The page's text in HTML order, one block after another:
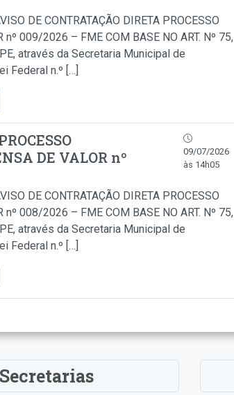
DE CONTRATAÇÃO DIRETA PROCESSO
009/2026 – FME COM BASE NO ART. Nº 75,
através da Secretaria Municipal de
Federal n.º […]
DE VALOR nº
09/07/2026
às 14h05
DE CONTRATAÇÃO DIRETA PROCESSO
008/2026 – FME COM BASE NO ART. Nº 75,
através da Secretaria Municipal de
Federal n.º […]
Secretarias